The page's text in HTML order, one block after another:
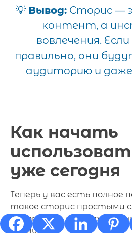
💡 Вывод: Сторис —
контент, а
вовлечения.
правильно, они
аудиторию и
Как начать
уже сегодня
Теперь у вас есть полное
такое сторис простыми
работают, зачем они
правильно.